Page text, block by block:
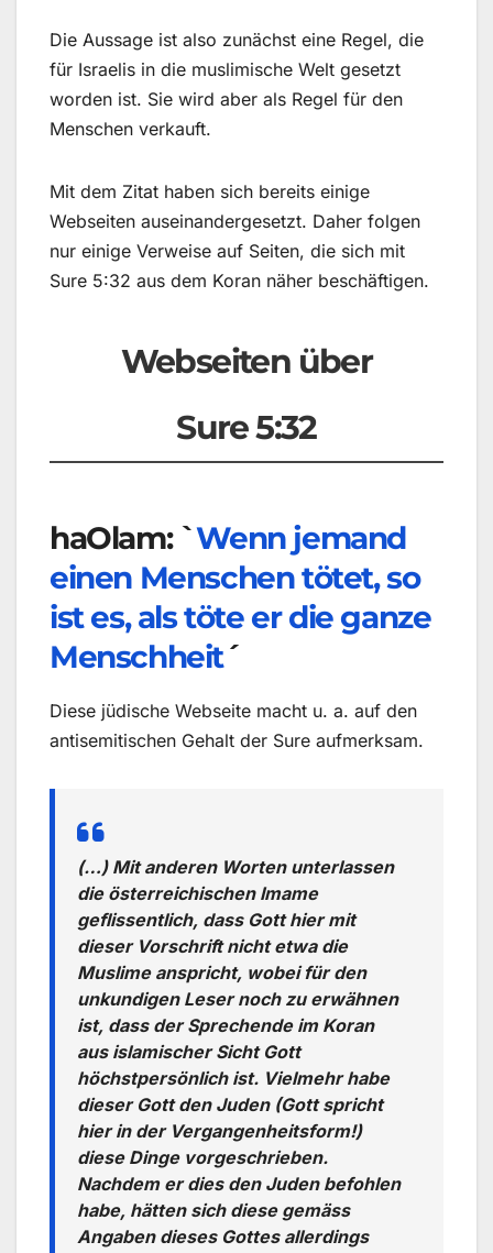
Die Aussage ist also zunächst eine Regel, die
für Israelis in die muslimische Welt gesetzt
worden ist. Sie wird aber als Regel für den
Menschen verkauft.
Mit dem Zitat haben sich bereits einige
Webseiten auseinandergesetzt. Daher folgen
nur einige Verweise auf Seiten, die sich mit
Sure 5:32 aus dem Koran näher beschäftigen.
Webseiten über
Sure 5:32
haOlam: `Wenn jemand
einen Menschen tötet, so
ist es, als töte er die ganze
Menschheit´
Diese jüdische Webseite macht u. a. auf den
antisemitischen Gehalt der Sure aufmerksam.
(…) Mit anderen Worten unterlassen
die österreichischen Imame
geflissentlich, dass Gott hier mit
dieser Vorschrift nicht etwa die
Muslime anspricht, wobei für den
unkundigen Leser noch zu erwähnen
ist, dass der Sprechende im Koran
aus islamischer Sicht Gott
höchstpersönlich ist. Vielmehr habe
dieser Gott den Juden (Gott spricht
hier in der Vergangenheitsform!)
diese Dinge vorgeschrieben.
Nachdem er dies den Juden befohlen
habe, hätten sich diese gemäss
Angaben dieses Gottes allerdings